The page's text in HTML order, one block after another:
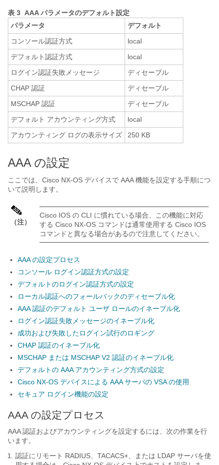
表 3 AAA パラメータのデフォルト設定
パラメータ
デフォルト
コンソール認証方式
local
デフォルト認証方式
local
ログイン認証失敗メッセージ
ディセーブル
CHAP 認証
ディセーブル
MSCHAP 認証
ディセーブル
デフォルト アカウンティング方式
local
アカウンティング ログの表示サイズ
250 KB
AAA の設定
ここでは、 Cisco NX-OS デバイスで AAA 機能を設定する手順につ
いて説明します。
（注）
Cisco IOS の CLI に慣れている場合、この機能に対応
する Cisco NX-OS コマンドは通常使用する Cisco IOS
コマンドと異なる場合があるので注意してください。
AAA の設定プロセス
コンソール ログイン認証方式の設定
デフォルトのログイン認証方式の設定
ローカル認証へのフォールバックのディセーブル化
AAA 認証のデフォルト ユーザ ロールのイネーブル化
ログイン認証失敗メッセージのイネーブル化
成功および失敗したログイン試行のロギング
CHAP 認証のイネーブル化
MSCHAP または MSCHAP V2 認証のイネーブル化
デフォルトの AAA アカウンティング方式の設定
Cisco NX-OS デバイスによる AAA サーバの VSA の使用
セキュア ログイン機能の設定
AAA の設定プロセス
AAA 認証およびアカウンティングを設定するには、次の作業を行
います。
認証にリモート RADIUS、TACACS+、または LDAP サーバを使